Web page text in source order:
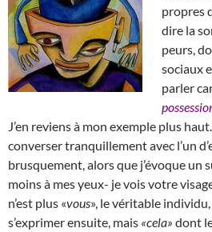
propres
dire la
peurs,
sociaux
parler
J’en reviens à mon exemple plus
converser tranquillement avec l’un
brusquement, alors que j’évoque un
moins à mes yeux- je vois votre
n’est plus «vous», le véritable
s’exprimer ensuite, mais «cela» dont